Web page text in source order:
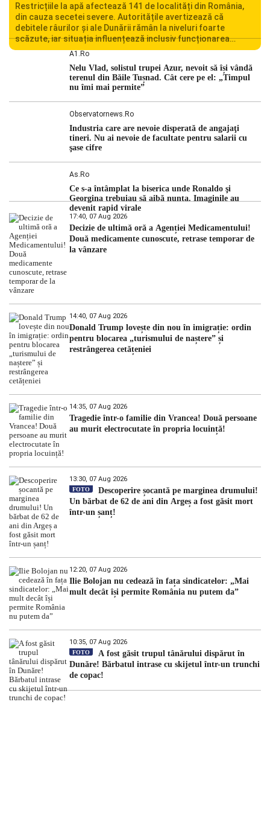
Restricțiile la apă afectează 141 de localități din România,
din cauza secetei severe. Autoritățile avertizează că
debitele râurilor și ale Dunării rămân la niveluri foarte
scăzute, iar situația influențează inclusiv funcționarea
Centralei Nucleare de la Cernavodă. România se confruntă
hidrologic din ultimii ani. Lipsa […]
A1.ro
Nelu Vlad, solistul trupei Azur, nevoit să își vândă
terenul din Băile Tușnad. Cât cere pe el: „Timpul
nu îmi mai permite”
Observatornews.ro
Industria care are nevoie disperată de angajaţi
tineri. Nu ai nevoie de facultate pentru salarii cu
şase cifre
As.ro
Ce s-a întâmplat la biserica unde Ronaldo şi
Georgina trebuiau să aibă nunta. Imaginile au
devenit rapid virale
17:40, 07 Aug 2026
Decizie de ultimă oră a Agenției Medicamentului!
Două medicamente cunoscute, retrase temporar de
la vânzare
14:40, 07 Aug 2026
Donald Trump lovește din nou în imigrație: ordin
pentru blocarea „turismului de naștere” și
restrângerea cetățeniei
14:35, 07 Aug 2026
Tragedie într-o familie din Vrancea! Două persoane
au murit electrocutate în propria locuință!
13:30, 07 Aug 2026
FOTO
Descoperire șocantă pe marginea drumului!
Un bărbat de 62 de ani din Argeș a fost găsit mort
într-un șanț!
12:20, 07 Aug 2026
Ilie Bolojan nu cedează în fața sindicatelor: „Mai
mult decât își permite România nu putem da”
10:35, 07 Aug 2026
FOTO
A fost găsit trupul tânărului dispărut în
Dunăre! Bărbatul intrase cu skijetul într-un trunchi
de copac!